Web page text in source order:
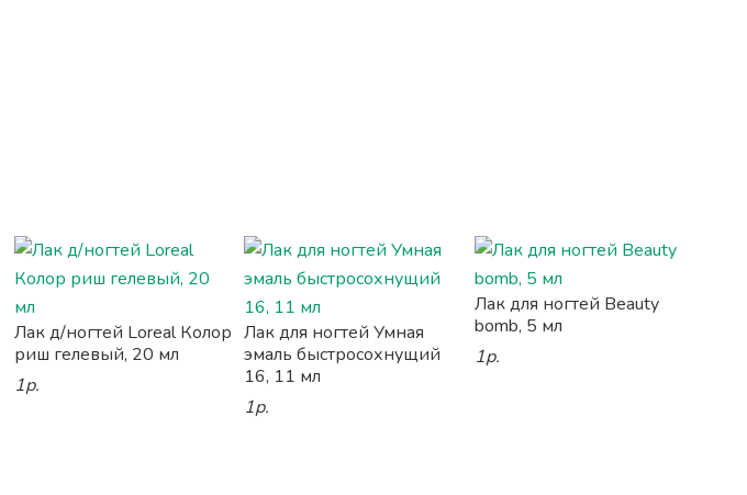
Лак д/ногтей Loreal Колор
риш гелевый, 20 мл
1р.
Лак для ногтей Умная
эмаль быстросохнущий
16, 11 мл
1р.
Лак для ногтей Beauty
bomb, 5 мл
1р.